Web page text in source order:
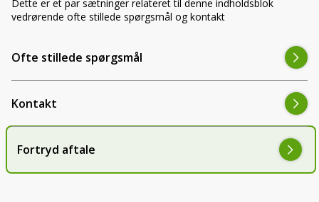
Stik, kabelbindere og relæer til traktor
FAQs – Ofte stillede spørgsmål
Om os
Kontakt-old
LED-armaturer og LED-værkstedslys
Stik, kabelbindere og relæer til traktor og
Dette er et par sætninger relateret til denne indholdsblok
vedrørende ofte stillede spørgsmål og kontakt
Ofte stillede spørgsmål
Kontakt
Fortryd aftale